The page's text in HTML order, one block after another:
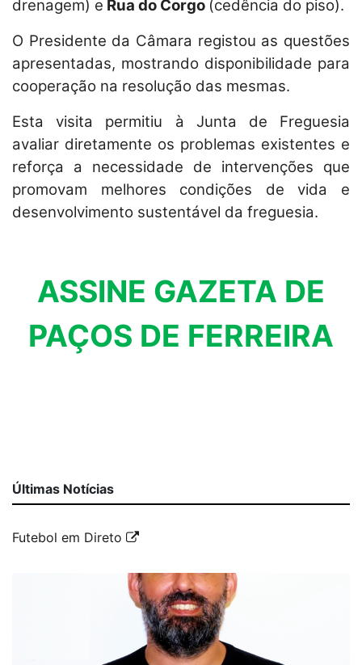
drenagem) e Rua do Corgo (cedência do piso).
O Presidente da Câmara registou as questões
apresentadas, mostrando disponibilidade para
cooperação na resolução das mesmas.
Esta visita permitiu à Junta de Freguesia
avaliar diretamente os problemas existentes e
reforça a necessidade de intervenções que
promovam melhores condições de vida e
desenvolvimento sustentável da freguesia.
ASSINE GAZETA DE
PAÇOS DE FERREIRA
Últimas Notícias
Futebol em Direto